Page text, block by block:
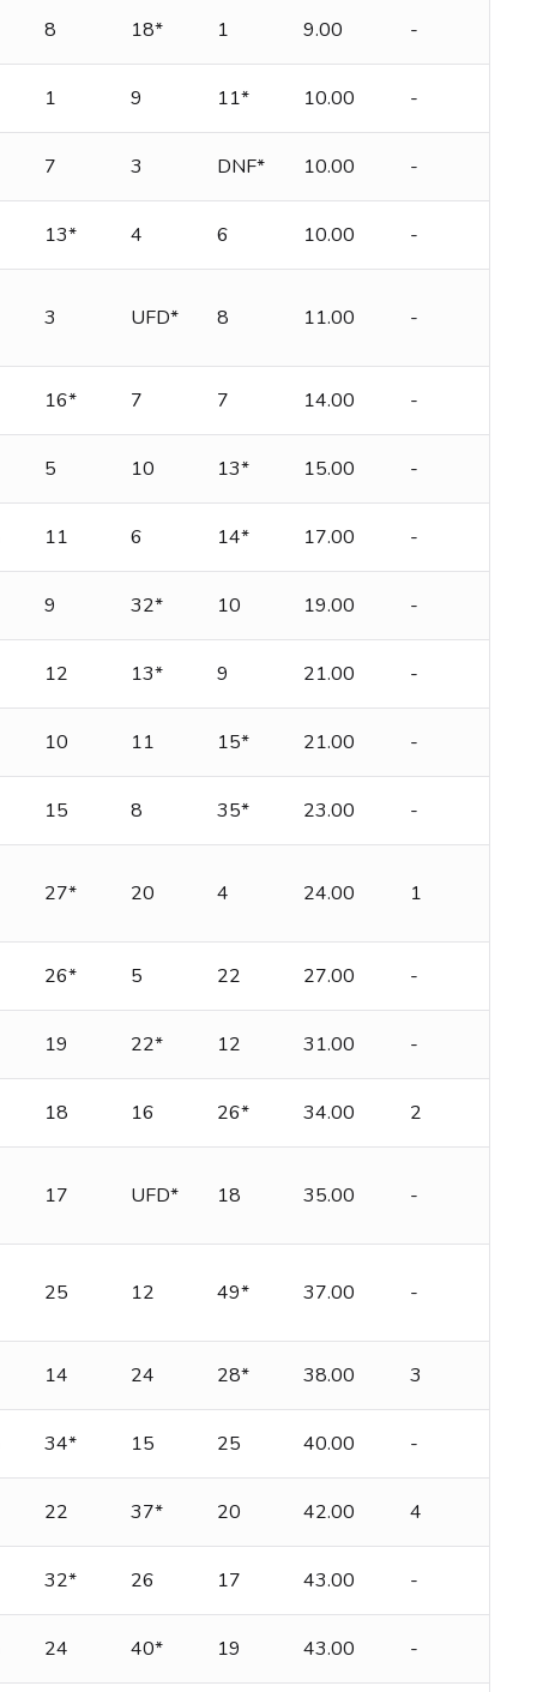
8 18* 1 9.00 -
1 9 11* 10.00 -
7 3 DNF* 10.00 -
13* 4 6 10.00 -
3 UFD* 8 11.00 -
16* 7 7 14.00 -
5 10 13* 15.00 -
11 6 14* 17.00 -
9 32* 10 19.00 -
12 13* 9 21.00 -
10 11 15* 21.00 -
15 8 35* 23.00 -
27* 20 4 24.00 1
26* 5 22 27.00 -
19 22* 12 31.00 -
18 16 26* 34.00 2
17 UFD* 18 35.00 -
25 12 49* 37.00 -
14 24 28* 38.00 3
34* 15 25 40.00 -
22 37* 20 42.00 4
32* 26 17 43.00 -
24 40* 19 43.00 -